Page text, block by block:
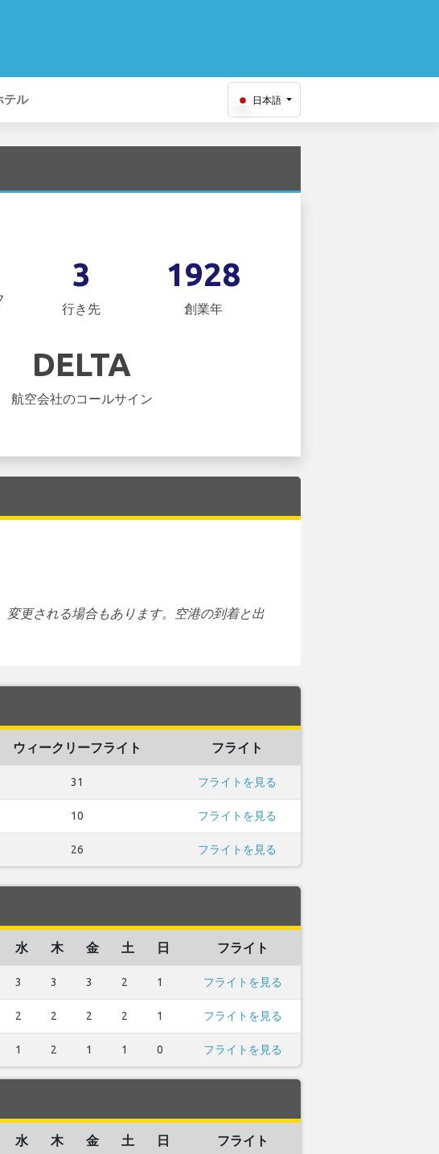
テル 日本語
3
行き先
1928
創業年
DELTA
航空会社のコールサイン
更される場合もあります。空港の到着と出
ウィークリーフライト フライト
31 フライトを見る
10 フライトを見る
26 フライトを見る
水 木 金 土 日 フライト
3 3 3 2 1 フライトを見る
2 2 2 2 1 フライトを見る
1 2 1 1 0 フライトを見る
水 木 金 土 日 フライト